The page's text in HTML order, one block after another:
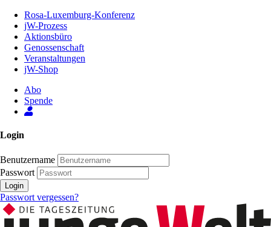
Inhalt
Seite
Rosa-Luxemburg-Konferenz
jW-Prozess
Aktionsbüro
Genossenschaft
Veranstaltungen
jW-Shop
Abo
Spende
Login
Benutzername
Passwort
Login
Passwort vergessen?